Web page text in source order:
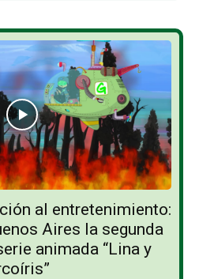
al entretenimiento:
Aires la segunda
animada “Lina y